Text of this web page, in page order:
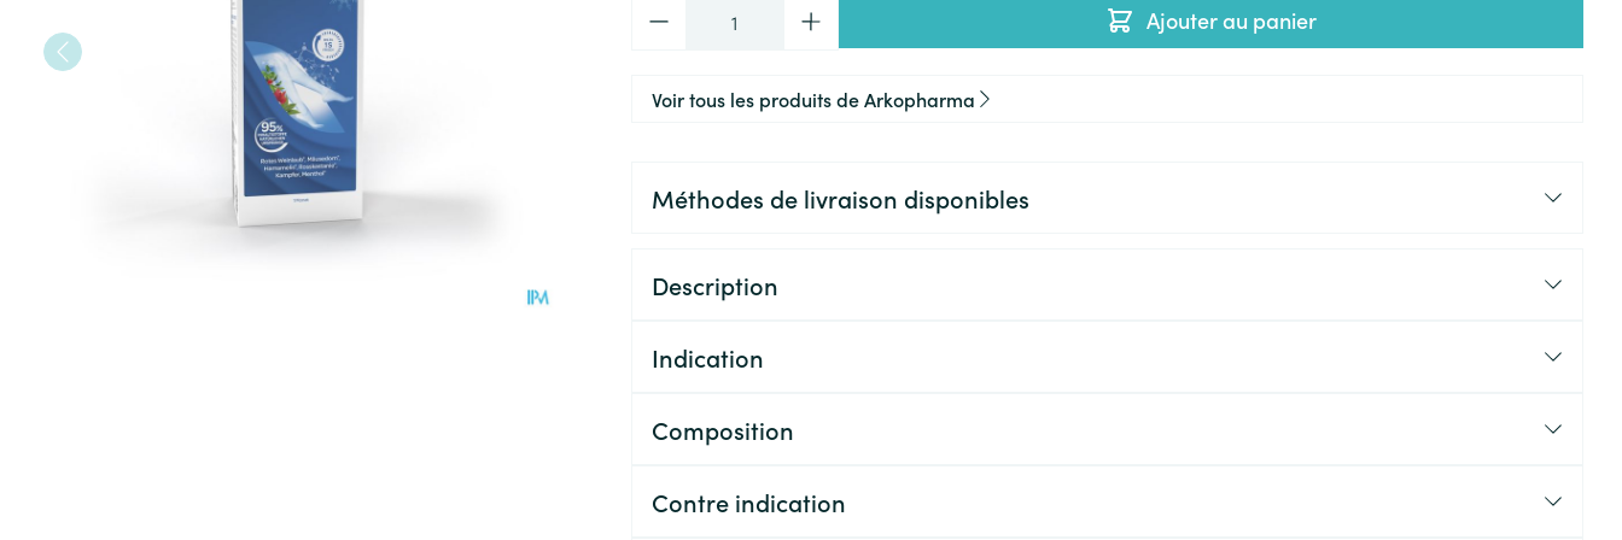
Ajouter au panier
Voir tous les produits de Arkopharma
Méthodes de livraison disponibles
Description
Indication
Composition
Contre indication